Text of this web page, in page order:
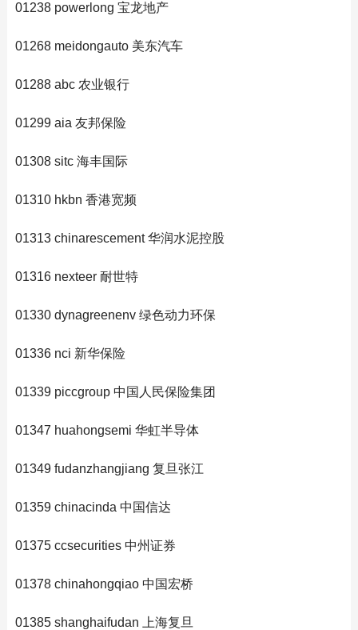
01238 powerlong 宝龙地产
01268 meidongauto 美东汽车
01288 abc 农业银行
01299 aia 友邦保险
01308 sitc 海丰国际
01310 hkbn 香港宽频
01313 chinarescement 华润水泥控股
01316 nexteer 耐世特
01330 dynagreenenv 绿色动力环保
01336 nci 新华保险
01339 piccgroup 中国人民保险集团
01347 huahongsemi 华虹半导体
01349 fudanzhangjiang 复旦张江
01359 chinacinda 中国信达
01375 ccsecurities 中州证券
01378 chinahongqiao 中国宏桥
01385 shanghaifudan 上海复旦